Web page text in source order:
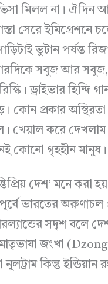
মিলল না। ঐদিন
সেরে
ভুটান পর্যন্ত
সবুজ আর সবুজ,
ড্রাইভার হিন্দি
প্রকার অস্থিরতা
খেয়াল করে
কোনো গৃহহীন মানুষ।
দেশ’ মনে করা
ভারতের অরুণাচল
সদৃশ বলে
জংখা
নুলট্রাম কিন্তু